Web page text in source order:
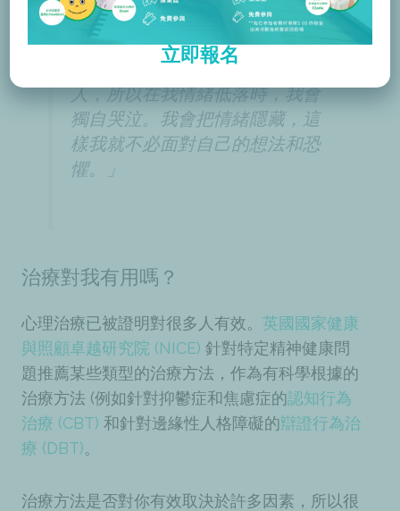
人聊天。」
「多年來，我都不想麻煩任何
人，所以在我情緒低落時，我會
獨自哭泣。我會把情緒隱藏，這
樣我就不必面對自己的想法和恐
懼。」
治療對我有用嗎？
心理治療已被證明對很多人有效。 英國國家健康
與照顧卓越研究院 (NICE) 針對特定精神健康問
題推薦某些類型的治療方法，作為有科學根據的
治療方法 (例如針對抑鬱症和焦慮症的認知行為
治療 (CBT) 和針對邊緣性人格障礙的辯證行為治
療 (DBT)。
治療方法是否對你有效取決於許多因素，所以很
立即報名